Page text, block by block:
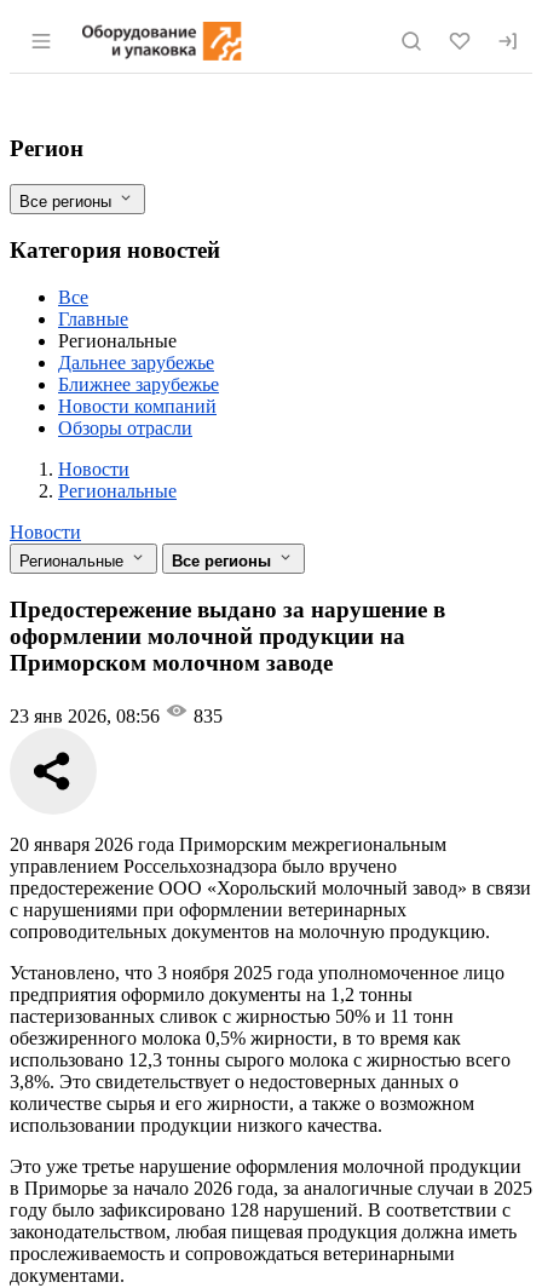
Раздел навигации по сайту eqinfo.ru
Предостережение выдано за
Фильтры
Регион
Все регионы
Категория новостей
Все
Главные
Региональные
Дальнее зарубежье
Ближнее зарубежье
Новости компаний
Обзоры отрасли
Новости
Разделы
Новости
Региональные
Новости
Региональные Все регионы
Предостережение выдано за нарушение в
оформлении молочной продукции на
Приморском молочном заводе
23 янв 2026, 08:56 835
20 января 2026 года Приморским межрегиональным
управлением Россельхознадзора было вручено
предостережение ООО «Хорольский молочный завод» в связи
с нарушениями при оформлении ветеринарных
сопроводительных документов на молочную продукцию.
Установлено, что 3 ноября 2025 года уполномоченное лицо
предприятия оформило документы на 1,2 тонны
пастеризованных сливок с жирностью 50% и 11 тонн
обезжиренного молока 0,5% жирности, в то время как
использовано 12,3 тонны сырого молока с жирностью всего
3,8%. Это свидетельствует о недостоверных данных о
количестве сырья и его жирности, а также о возможном
использовании продукции низкого качества.
Это уже третье нарушение оформления молочной продукции
в Приморье за начало 2026 года, за аналогичные случаи в 2025
году было зафиксировано 128 нарушений. В соответствии с
законодательством, любая пищевая продукция должна иметь
прослеживаемость и сопровождаться ветеринарными
документами.